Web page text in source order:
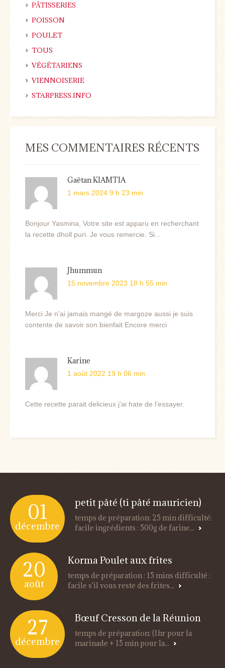
PÂTISSERIES
POISSON
POULET
TOUS
VÉGÉTARIENS
VIENNOISERIE
STARPRESS.INFO
MES COMMENTAIRES RÉCENTS
Gaëtan KIAMTIA
1 mars 2024 9 h 23 min
Bonjour Yasmina, Votre site est apparu en recherchant
la recette dholl puri. Je vous remercie. Si...
Jhummun
15 novembre 2023 18 h 55 min
Merci Je n'ai jamais mangé de margoze aussi je suis
contente de savoir son bienfait Encore merci
Karine
1 août 2022 19 h 06 min
Cette recette parait delicieux j’ai hate de l’essayer.
01
décembre
petit pâté (ti pâté mauricien)
temps de préparation: 25 min difficulté:
facile ingrédients : 500g de farine...
20
août
Korma Poulet aux frites
temps de préparation : 15 mins difficulté :
facile s'il vous reste des frites...
27
décembre
Bœuf Cresson de la Réunion
temps de préparation: (1hr pour la
marinade + 15 min pour la...